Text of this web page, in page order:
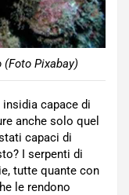
Pixabay)
insidia capace di
anche solo quel
capaci di
I serpenti di
tutte quante con
le rendono